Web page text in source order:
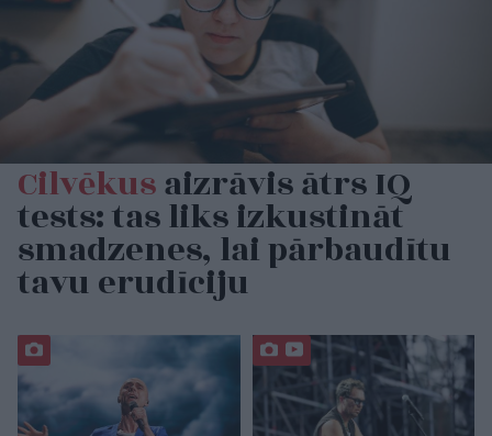
Cilvēkusaizrāvis ātrs IQ
tests: tas liks izkustināt
smadzenes, lai pārbaudītu
tavu erudīciju